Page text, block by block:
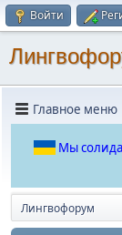
Войти
Главное меню
Мы
Лингвофорум